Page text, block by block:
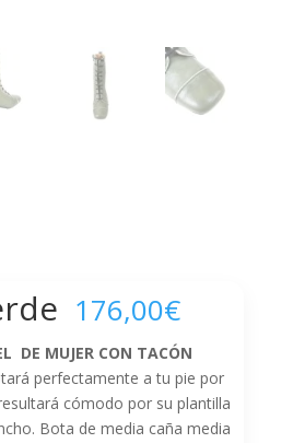
176,00€
DE MUJER CON TACÓN
perfectamente a tu pie por
cómodo por su plantilla
Bota de media caña media